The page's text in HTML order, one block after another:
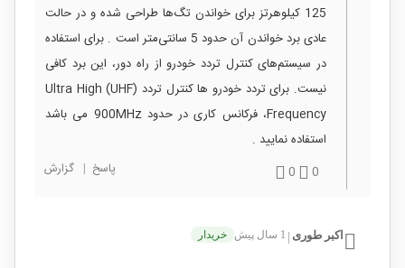
125 کیلوهرتز برای خواندن تگ‌ها طراحی شده و در حالت
عادی برد خواندن آن حدود 5 سانتی‌متر است . برای استفاده
در سیستم‌های کنترل تردد خودرو از راه دور، این برد کافی
نیست. برای تردد خودرو ها کنترل تردد (UHF) Ultra High
Frequency، فرکانس کاری در حدود 900MHz می باشد
استفاده نمایید .
0
0 پاسخ | گزارش
اکبر طوری 1 سال پیش خریدار